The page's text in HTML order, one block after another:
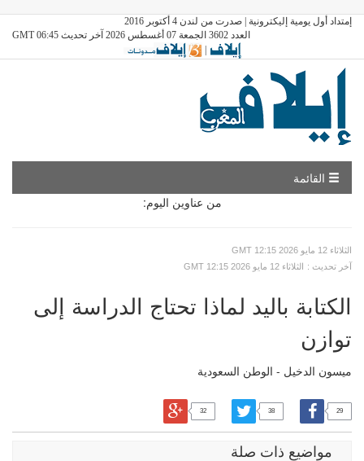
إمتداد أول يومية إليكترونية | صدرت من لندن 4 أكتوبر 2016
العدد 3602 الجمعة 07 أغسطس 2026 آخر تحديث GMT 06:45
|
القائمة
من عناوين اليوم:
GMT الثلاثاء 12 مايو 2026 12:15
GMT الثلاثاء 12 مايو 2026 12:15
: آخر تحديث
الكتابة باليد لماذا تحتاج الدراسة إلى
توازن
ميسون الدخيل - الوطن السعودية
29
38
32
مواضيع ذات صلة